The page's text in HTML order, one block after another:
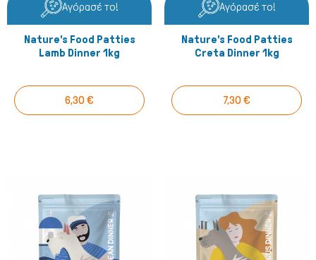
Αγόρασέ το!
Nature's Food Patties
Lamb Dinner 1kg
6,30 €
Αγόρασέ το!
Nature's Food Patties
Creta Dinner 1kg
7,30 €